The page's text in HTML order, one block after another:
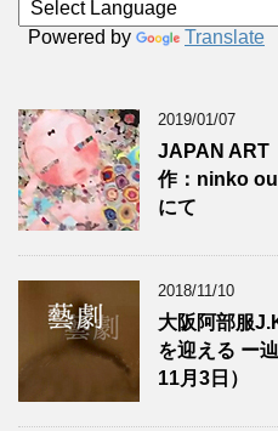
Powered by Translate
2019/01/07
JAPAN ART
作：ninko
にて
2018/11/10
大阪阿部服
を迎える ー
11月3日）